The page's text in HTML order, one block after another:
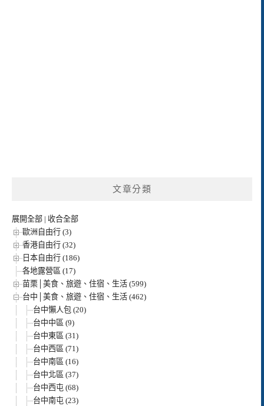
文章分類
展開全部 | 收合全部
歐洲自由行 (3)
香港自由行 (32)
日本自由行 (186)
各地露營區 (17)
苗栗│美食、旅遊、住宿、生活 (599)
台中│美食、旅遊、住宿、生活 (462)
台中懶人包 (20)
台中中區 (9)
台中東區 (31)
台中西區 (71)
台中南區 (16)
台中北區 (37)
台中西屯 (68)
台中南屯 (23)